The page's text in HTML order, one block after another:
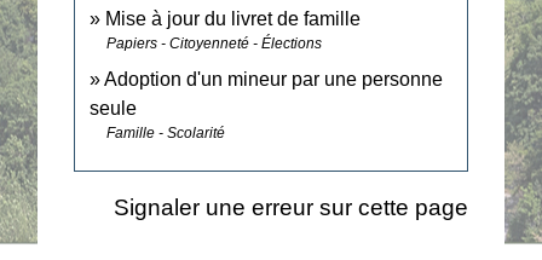
Mise à jour du livret de famille
Papiers - Citoyenneté - Élections
Adoption d'un mineur par une personne
seule
Famille - Scolarité
Signaler une erreur sur cette page